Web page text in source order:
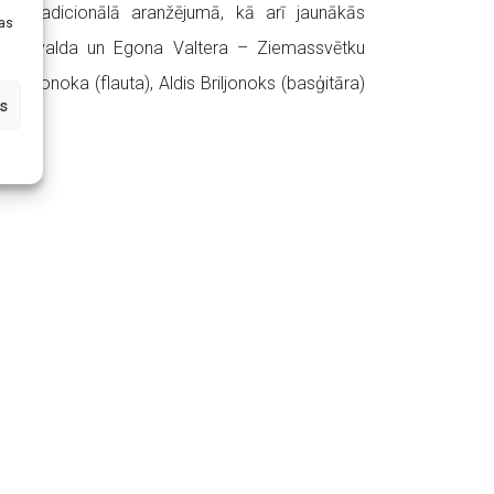
aranžējumā, kā arī jaunākās
un Egona Valtera – Ziemassvētku
Briljonoka (flauta), Aldis Briljonoks (basģitāra)